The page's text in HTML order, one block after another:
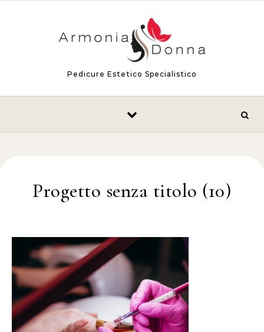
Pedicure Estetico Specialistico
Progetto senza titolo (10)